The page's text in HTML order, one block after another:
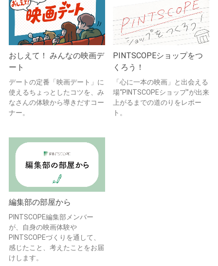
おしえて！ みんなの映画デ
ート
デートの定番「映画デート」に
使えるちょっとしたコツを、み
なさんの体験から導きだすコー
ナー。
PINTSCOPEショップをつ
くろう！
「心に一本の映画」と出会える
場“PINTSCOPEショップ”が出来
上がるまでの道のりをレポー
ト。
編集部の部屋から
PINTSCOPE編集部メンバー
が、自身の映画体験や
PINTSCOPEづくりを通して、
感じたこと、考えたことをお届
けします。